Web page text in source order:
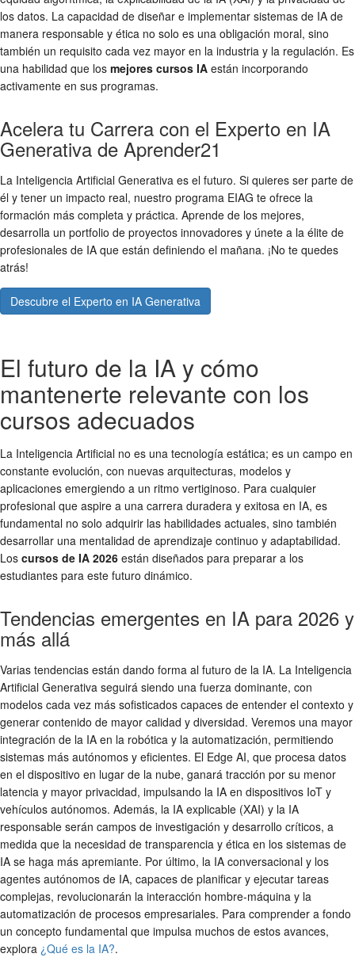
los datos. La capacidad de diseñar e implementar sistemas de IA de
manera responsable y ética no solo es una obligación moral, sino
también un requisito cada vez mayor en la industria y la regulación. Es
una habilidad que los mejores cursos IA están incorporando
activamente en sus programas.
Acelera tu Carrera con el Experto en IA
Generativa de Aprender21
La Inteligencia Artificial Generativa es el futuro. Si quieres ser parte de
él y tener un impacto real, nuestro programa EIAG te ofrece la
formación más completa y práctica. Aprende de los mejores,
desarrolla un portfolio de proyectos innovadores y únete a la élite de
profesionales de IA que están definiendo el mañana. ¡No te quedes
atrás!
Descubre el Experto en IA Generativa
El futuro de la IA y cómo
mantenerte relevante con los
cursos adecuados
La Inteligencia Artificial no es una tecnología estática; es un campo en
constante evolución, con nuevas arquitecturas, modelos y
aplicaciones emergiendo a un ritmo vertiginoso. Para cualquier
profesional que aspire a una carrera duradera y exitosa en IA, es
fundamental no solo adquirir las habilidades actuales, sino también
desarrollar una mentalidad de aprendizaje continuo y adaptabilidad.
Los cursos de IA 2026 están diseñados para preparar a los
estudiantes para este futuro dinámico.
Tendencias emergentes en IA para 2026 y
más allá
Varias tendencias están dando forma al futuro de la IA. La Inteligencia
Artificial Generativa seguirá siendo una fuerza dominante, con
modelos cada vez más sofisticados capaces de entender el contexto y
generar contenido de mayor calidad y diversidad. Veremos una mayor
integración de la IA en la robótica y la automatización, permitiendo
sistemas más autónomos y eficientes. El Edge AI, que procesa datos
en el dispositivo en lugar de la nube, ganará tracción por su menor
latencia y mayor privacidad, impulsando la IA en dispositivos IoT y
vehículos autónomos. Además, la IA explicable (XAI) y la IA
responsable serán campos de investigación y desarrollo críticos, a
medida que la necesidad de transparencia y ética en los sistemas de
IA se haga más apremiante. Por último, la IA conversacional y los
agentes autónomos de IA, capaces de planificar y ejecutar tareas
complejas, revolucionarán la interacción hombre-máquina y la
automatización de procesos empresariales. Para comprender a fondo
un concepto fundamental que impulsa muchos de estos avances,
explora ¿Qué es la IA?.